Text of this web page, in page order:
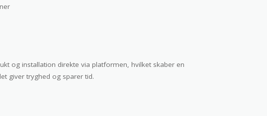
og installation direkte via platformen, hvilket skaber en
giver tryghed og sparer tid.